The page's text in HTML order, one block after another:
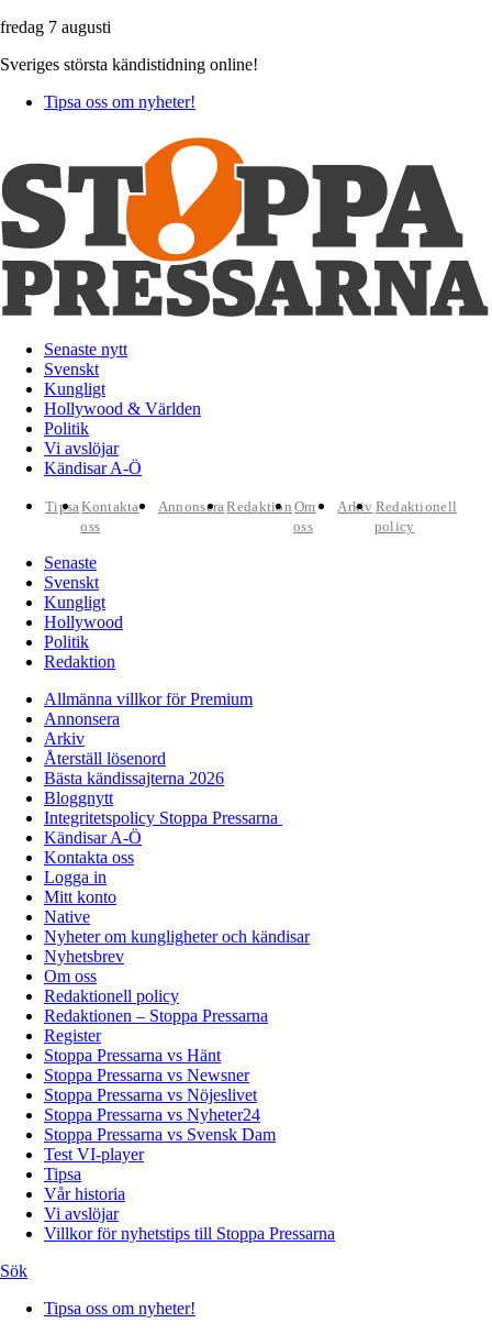
fredag 7 augusti
Sveriges största kändistidning online!
Tipsa oss om nyheter!
Senaste nytt
Svenskt
Kungligt
Hollywood & Världen
Politik
Vi avslöjar
Kändisar A-Ö
TipsaKontakta
oss
AnnonseraRedaktion Om
oss
Arkiv Redaktionell
policy
Senaste
Svenskt
Kungligt
Hollywood
Politik
Redaktion
Allmänna villkor för Premium
Annonsera
Arkiv
Återställ lösenord
Bästa kändissajterna 2026
Bloggnytt
Integritetspolicy Stoppa Pressarna
Kändisar A-Ö
Kontakta oss
Logga in
Mitt konto
Native
Nyheter om kungligheter och kändisar
Nyhetsbrev
Om oss
Redaktionell policy
Redaktionen – Stoppa Pressarna
Register
Stoppa Pressarna vs Hänt
Stoppa Pressarna vs Newsner
Stoppa Pressarna vs Nöjeslivet
Stoppa Pressarna vs Nyheter24
Stoppa Pressarna vs Svensk Dam
Test VI-player
Tipsa
Vår historia
Vi avslöjar
Villkor för nyhetstips till Stoppa Pressarna
Sök
Tipsa oss om nyheter!